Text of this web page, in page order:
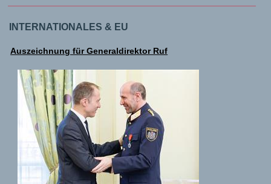
INTERNATIONALES & EU
Auszeichnung für Generaldirektor Ruf